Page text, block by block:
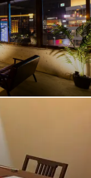
いものの、大きな
もの天井高が揃え
備が充実♪非日常空
の二次会、歓送迎
ただけます。落ち
間で食事を楽しむ